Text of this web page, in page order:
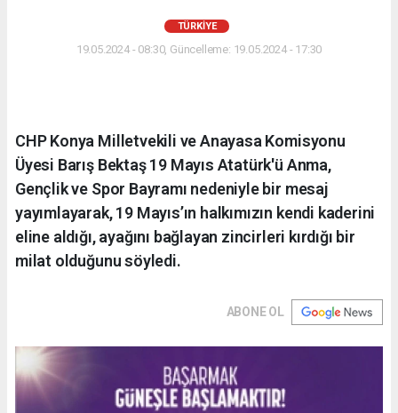
TÜRKIYE
19.05.2024 - 08:30, Güncelleme: 19.05.2024 - 17:30
CHP Konya Milletvekili ve Anayasa Komisyonu
Üyesi Barış Bektaş 19 Mayıs Atatürk'ü Anma,
Gençlik ve Spor Bayramı nedeniyle bir mesaj
yayımlayarak, 19 Mayıs’ın halkımızın kendi kaderini
eline aldığı, ayağını bağlayan zincirleri kırdığı bir
milat olduğunu söyledi.
ABONE OL